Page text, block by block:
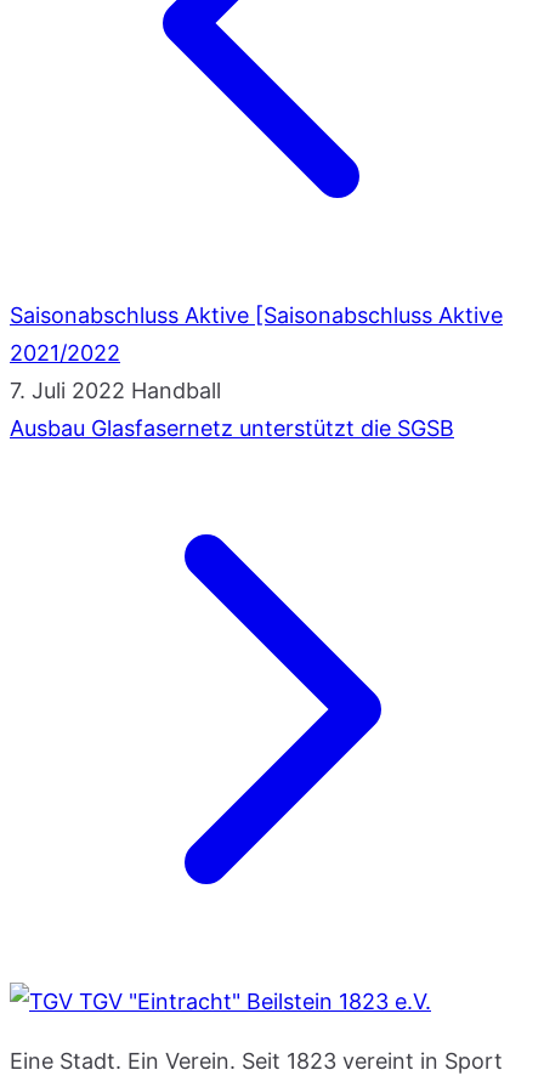
Saisonabschluss Aktive [Saisonabschluss Aktive
2021/2022
7. Juli 2022 Handball
Ausbau Glasfasernetz unterstützt die SGSB
TGV "Eintracht" Beilstein 1823 e.V.
Eine Stadt. Ein Verein. Seit 1823 vereint in Sport